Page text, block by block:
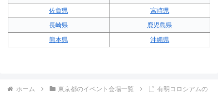
佐賀県
宮崎県
長崎県
鹿児島県
熊本県
沖縄県
ホーム 東京都のイベント会場一覧
有明コロシアムの